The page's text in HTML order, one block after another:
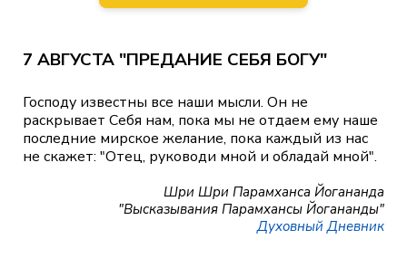
7 АВГУСТА "ПРЕДАНИЕ СЕБЯ БОГУ"
Господу известны все наши мысли. Он не
раскрывает Себя нам, пока мы не отдаем ему наше
последние мирское желание, пока каждый из нас
не скажет: "Отец, руководи мной и обладай мной".
Шри Шри Парамханса Йогананда
"Высказывания Парамхансы Йогананды"
Духовный Дневник